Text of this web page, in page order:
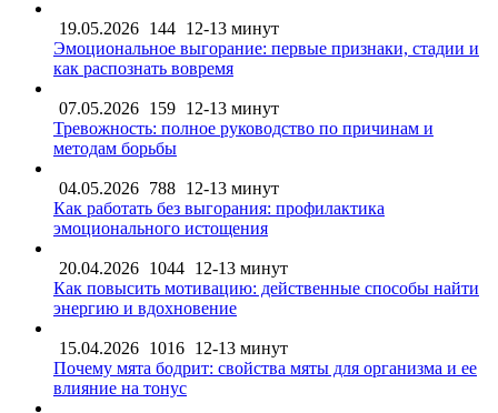
19.05.2026 144 12-13 минут
Эмоциональное выгорание: первые признаки, стадии и
как распознать вовремя
07.05.2026 159 12-13 минут
Тревожность: полное руководство по причинам и
методам борьбы
04.05.2026 788 12-13 минут
Как работать без выгорания: профилактика
эмоционального истощения
20.04.2026 1044 12-13 минут
Как повысить мотивацию: действенные способы найти
энергию и вдохновение
15.04.2026 1016 12-13 минут
Почему мята бодрит: свойства мяты для организма и ее
влияние на тонус